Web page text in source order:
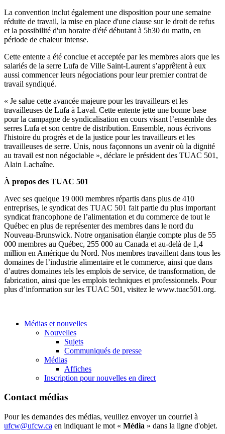
La convention inclut également une disposition pour une semaine
réduite de travail, la mise en place d'une clause sur le droit de refus
et la possibilité d'un horaire d'été débutant à 5h30 du matin, en
période de chaleur intense.
Cette entente a été conclue et acceptée par les membres alors que les
salariés de la serre Lufa de Ville Saint-Laurent s’apprêtent à eux
aussi commencer leurs négociations pour leur premier contrat de
travail syndiqué.
« Je salue cette avancée majeure pour les travailleurs et les
travailleuses de Lufa à Laval. Cette entente jette une bonne base
pour la campagne de syndicalisation en cours visant l’ensemble des
serres Lufa et son centre de distribution. Ensemble, nous écrivons
l'histoire du progrès et de la justice pour les travailleurs et les
travailleuses de serre. Unis, nous façonnons un avenir où la dignité
au travail est non négociable », déclare le président des TUAC 501,
Alain Lachaîne.
À propos des TUAC 501
Avec ses quelque 19 000 membres répartis dans plus de 410
entreprises, le syndicat des TUAC 501 fait partie du plus important
syndicat francophone de l’alimentation et du commerce de tout le
Québec en plus de représenter des membres dans le nord du
Nouveau-Brunswick. Notre organisation élargie compte plus de 55
000 membres au Québec, 255 000 au Canada et au-delà de 1,4
million en Amérique du Nord. Nos membres travaillent dans tous les
domaines de l’industrie alimentaire et le commerce, ainsi que dans
d’autres domaines tels les emplois de service, de transformation, de
fabrication, ainsi que les emplois techniques et professionnels. Pour
plus d’information sur les TUAC 501, visitez le www.tuac501.org.
Médias et nouvelles
Nouvelles
Sujets
Communiqués de presse
Médias
Affiches
Inscription pour nouvelles en direct
Contact médias
Pour les demandes des médias, veuillez envoyer un courriel à
ufcw@ufcw.ca en indiquant le mot « Média » dans la ligne d'objet.